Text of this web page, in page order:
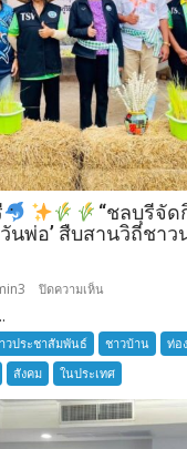
“ชลบุรีจัด
นพ่อ’ สืบสานวิถีชา
ปิดความเห็น
จังหวัด
ชลบุรี
วประชาสัมพันธ์ ชาวบ้าน
ท่อ
สังคม ในประเทศ